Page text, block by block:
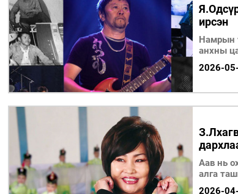
Зууны мэдээний зочин
Дугаарын зочин
Бизнес хөгжил
Leaderships forum
ӨӨРЧИЛЬЕ
МОНГОЛ ӨВ СОЁЛ
ФОТО
УРЛАГ
ирсэн
Намрын
анхны
2026-
Аав нь
алга
2026-